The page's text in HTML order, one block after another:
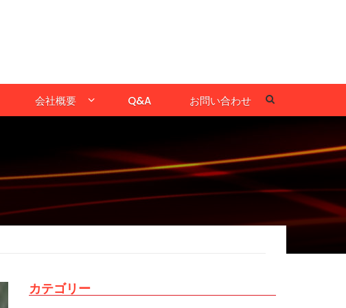
会社概要 Q&A お問い合わせ
カテゴリー